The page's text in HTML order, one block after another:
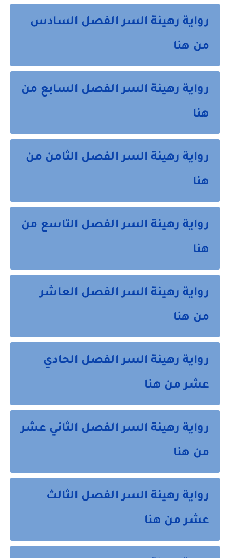
رواية رهينة السر الفصل السادس
من هنا
رواية رهينة السر الفصل السابع من
هنا
رواية رهينة السر الفصل الثامن من
هنا
رواية رهينة السر الفصل التاسع من
هنا
رواية رهينة السر الفصل العاشر
من هنا
رواية رهينة السر الفصل الحادي
عشر من هنا
رواية رهينة السر الفصل الثاني عشر
من هنا
رواية رهينة السر الفصل الثالث
عشر من هنا